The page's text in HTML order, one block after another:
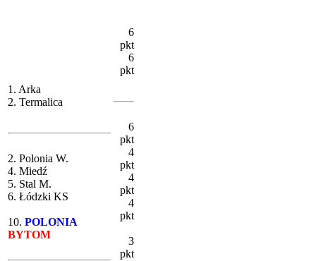
1. Arka
2. Termalica
2. Polonia W.
4. Miedź
5. Stal M.
6. Łódzki KS
10. POLONIA
BYTOM
6
pkt
6
pkt
6
pkt
4
pkt
4
pkt
4
pkt
3
pkt